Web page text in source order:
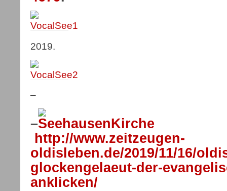
2019.
–
–
http://www.zeitzeugen-
oldisleben.de/2019/11/16/
glockengelaeut-der-
anklicken/